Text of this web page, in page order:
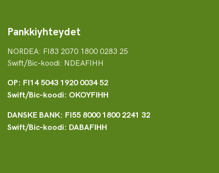
Pankkiyhteydet
NORDEA: FI83 2070 1800 0283 25
Swift/Bic-koodi: NDEAFIHH
OP: FI14 5043 1920 0034 52
Swift/Bic-koodi: OKOYFIHH
DANSKE BANK: FI55 8000 1800 2241 32
Swift/Bic-koodi: DABAFIHH